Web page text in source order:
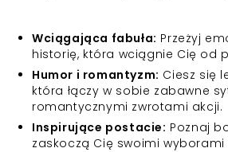
Wciągająca fabuła: Przeżyj
historię, która wciągnie Cię od
Humor i romantyzm: Ciesz się
która łączy w sobie zabawne
romantycznymi zwrotami akcji.
Inspirujące postacie: Poznaj
zaskoczą Cię swoimi